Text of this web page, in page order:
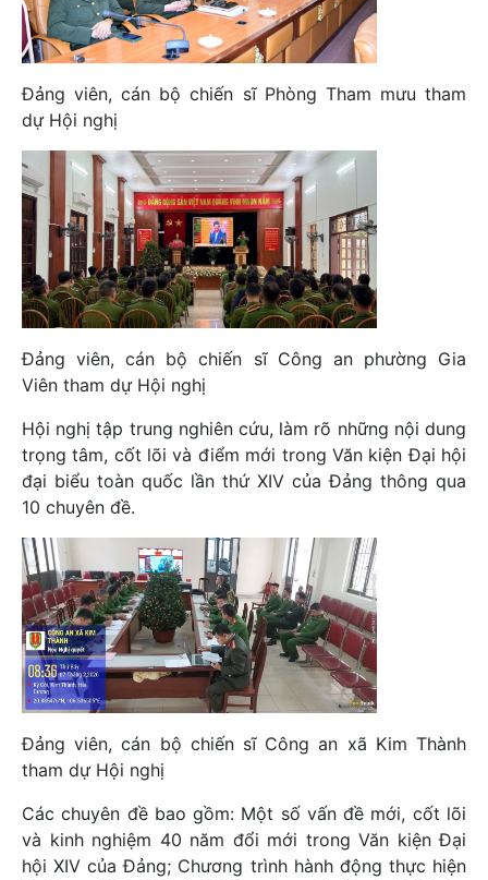
Đảng viên, cán bộ chiến sĩ Phòng Tham mưu tham
dự Hội nghị
Đảng viên, cán bộ chiến sĩ Công an phường Gia
Viên tham dự Hội nghị
Hội nghị tập trung nghiên cứu, làm rõ những nội dung
trọng tâm, cốt lõi và điểm mới trong Văn kiện Đại hội
đại biểu toàn quốc lần thứ XIV của Đảng thông qua
10 chuyên đề.
Đảng viên, cán bộ chiến sĩ Công an xã Kim Thành
tham dự Hội nghị
Các chuyên đề bao gồm: Một số vấn đề mới, cốt lõi
và kinh nghiệm 40 năm đổi mới trong Văn kiện Đại
hội XIV của Đảng; Chương trình hành động thực hiện